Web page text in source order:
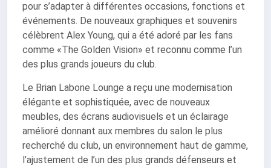
pour s’adapter à différentes occasions, fonctions et
événements. De nouveaux graphiques et souvenirs
célèbrent Alex Young, qui a été adoré par les fans
comme «The Golden Vision» et reconnu comme l’un
des plus grands joueurs du club.
Le Brian Labone Lounge a reçu une modernisation
élégante et sophistiquée, avec de nouveaux
meubles, des écrans audiovisuels et un éclairage
amélioré donnant aux membres du salon le plus
recherché du club, un environnement haut de gamme,
l’ajustement de l’un des plus grands défenseurs et